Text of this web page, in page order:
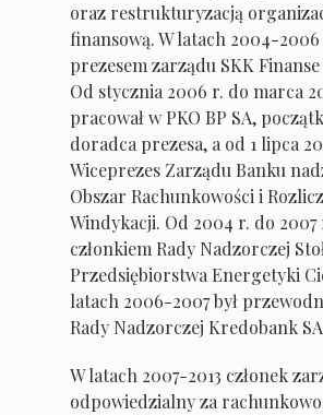
oraz restrukturyzacją
finansową. W latach 2004-2006
prezesem zarządu SKK Finanse
Od stycznia 2006 r. do marca
pracował w PKO BP SA,
doradca prezesa, a od 1 lipca
Wiceprezes Zarządu Banku
Obszar Rachunkowości i
Windykacji. Od 2004 r. do 2007
członkiem Rady Nadzorczej
Przedsiębiorstwa Energetyki
latach 2006-2007 był
Rady Nadzorczej Kredobank
W latach 2007-2013 członek
odpowiedzialny za